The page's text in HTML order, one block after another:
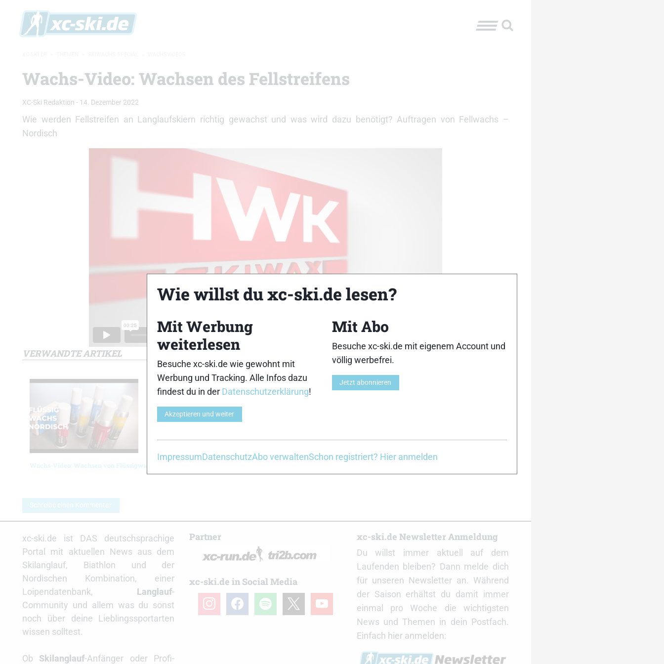
Wachs-Video: Wachsen des Fellstreifens
XC-Ski Redaktion - 14. Dezember 2022
Wie werden Fellstreifen an Langlaufskiern richtig gewachst und was wird dazu benötigt? Auftragen von Fellwachs –
Nordisch
VERWANDTE ARTIKEL
Wachs-Video: Wachsen von Flüssigwachs
Schreibe einen Kommentar
xc-ski.de ist DAS deutschsprachige
Portal mit aktuellen News aus dem
Skilanglauf, Biathlon und der
Nordischen Kombination, einer
Loipendatenbank, Langlauf-
Community und allem was du sonst
noch über deine Lieblingssportarten
wissen solltest.
Ob Skilanglauf-Anfänger oder Profi-
Partner
xc-ski.de in Social Media
instagramfacebookspotify youtube
xc-ski.de Newsletter Anmeldung
Du willst immer aktuell auf dem
Laufenden bleiben? Dann melde dich
für unseren Newsletter an. Während
der Saison erhältst du damit immer
einmal pro Woche die wichtigsten
News und Themen in dein Postfach.
Einfach hier anmelden:
Wie willst du xc-ski.de lesen?
Mit Werbung
weiterlesen
Besuche xc-ski.de wie gewohnt mit
Werbung und Tracking. Alle Infos dazu
findest du in der Datenschutzerklärung!
Akzeptieren und weiter
Mit Abo
Besuche xc-ski.de mit eigenem Account und
völlig werbefrei.
Jetzt abonnieren
ImpressumDatenschutzAbo verwaltenSchon registriert? Hier anmelden